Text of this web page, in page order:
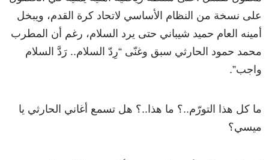
على نسخة من النظام الأساسي لاتحاد كرة القدم، ويبخل
أمينه العام حميد شيباني حتى يرد السلام، رغم أن المطرب
محمد حمود الحارثي سبق وغنّى “رِدّ السلام.. رَدَّ السلام
واجب”.
ما كل هذا التورّم..؟ ما هذا..؟ هل تسمع أغاني الحارثي يا
ميسي؟